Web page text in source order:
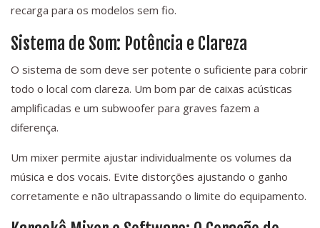
recarga para os modelos sem fio.
Sistema de Som: Potência e Clareza
O sistema de som deve ser potente o suficiente para cobrir
todo o local com clareza. Um bom par de caixas acústicas
amplificadas e um subwoofer para graves fazem a
diferença.
Um mixer permite ajustar individualmente os volumes da
música e dos vocais. Evite distorções ajustando o ganho
corretamente e não ultrapassando o limite do equipamento.